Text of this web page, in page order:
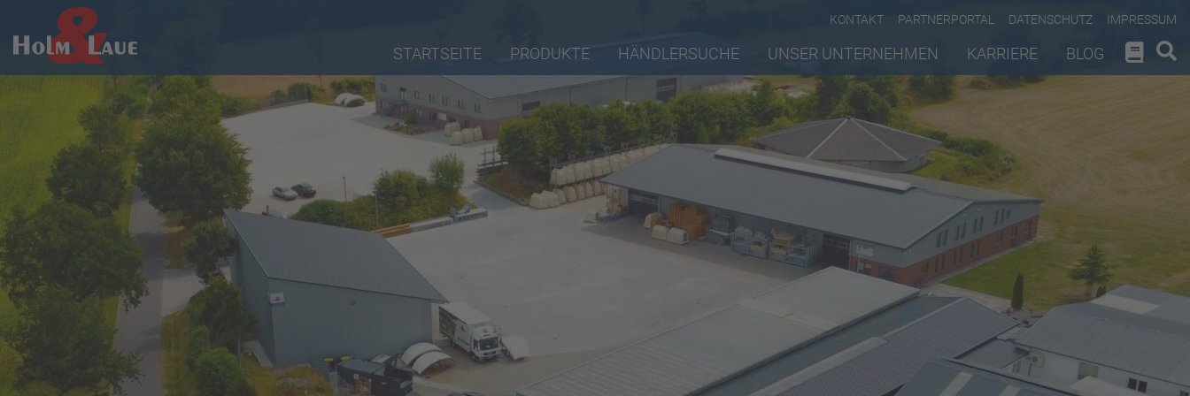
KONTAKT PARTNERPORTAL DATENSCHUTZ IMPRESSUM
STARTSEITE PRODUKTE HÄNDLERSUCHE UNSER UNTERNEHMEN KARRIERE BLOG